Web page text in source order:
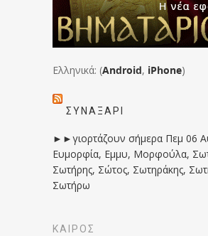
Ελληνικά: (Android, iPhone)
ΣΥΝΑΞΆΡΙ
►►γιορτάζουν σήμερα Πεμ 06
Ευμορφία, Εμμυ, Μορφούλα,
Σωτήρης, Σώτος, Σωτηράκης,
Σωτήρω
ΚΑΙΡΟΣ